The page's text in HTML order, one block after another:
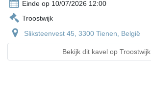
Einde op 10/07/2026 12:00
Troostwijk
Sliksteenvest 45, 3300 Tienen, België
Bekijk dit kavel op Troostwijk